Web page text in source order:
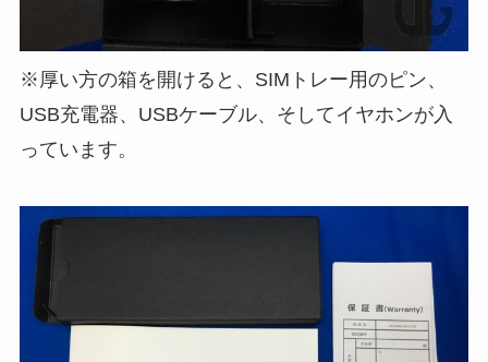
※厚い方の箱を開けると、SIMトレー用のピン、
USB充電器、USBケーブル、そしてイヤホンが入
っています。